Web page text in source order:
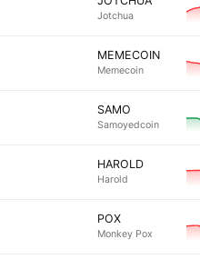
Jotchua
MEMECOIN
Memecoin
SAMO
Samoyedcoin
HAROLD
Harold
POX
Monkey Pox